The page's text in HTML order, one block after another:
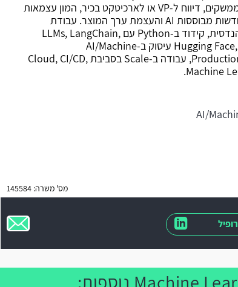
מהות התפקיד: פונקציה עצמאית בעלת ממשקים, דיווח ל-VP או לארכיטקט בכיר, המון עצמאות
ו-SAY לגבי יעדי המוצר על בסיס יכולות חדשות מבוססות AI והעצמת ערך המוצר. עבודת
Research to Production כולל עבודה הנדסית, קידוד ב-Python עם LLMs, LangChain,
Hugging Face, Transformers, TensorFlow, PyTorch עיסוק ב-AI/Machine
Learning/Deep Learning Models ב-Production, עבודה ב-Scale בסביבת Cloud, CI/CD,
מס' משרה: 145584